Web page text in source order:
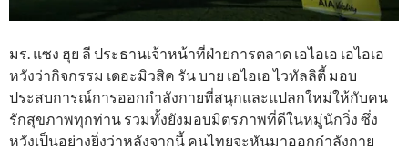
มร. แซง ฮุย ลี ประธานเจ้าหน้าที่ฝ่ายการตลาด เอไอเอ เอไอเอ
หวังว่ากิจกรรม เดอะมิวสิค รัน บาย เอไอเอ ไวทัลลิตี้ มอบ
ประสบการณ์การออกกำลังกายที่สนุกและแปลกใหม่ให้กับคน
รักสุขภาพทุกท่าน รวมทั้งยังมอบมิตรภาพที่ดีในหมู่นักวิ่ง ซึ่ง
หวังเป็นอย่างยิ่งว่าหลังจากนี้ คนไทยจะหันมาออกกำลังกาย